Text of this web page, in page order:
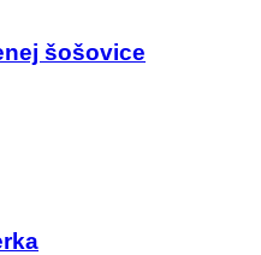
šošovice